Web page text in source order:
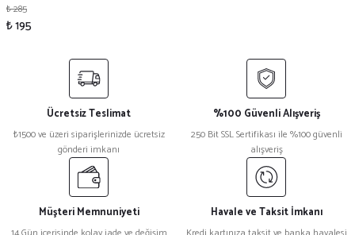
₺ 285
₺ 195
Ücretsiz Teslimat
₺1500 ve üzeri siparişlerinizde ücretsiz
gönderi imkanı
%100 Güvenli Alışveriş
250 Bit SSL Sertifikası ile %100 güvenli
alışveriş
Müşteri Memnuniyeti Havale ve Taksit İmkanı